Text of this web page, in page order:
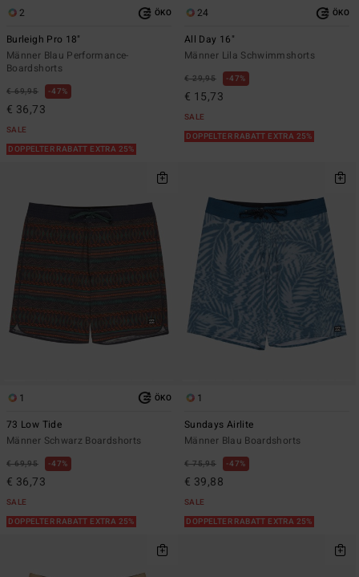
2 ÖKO
Burleigh Pro 18"
Männer Blau Performance-
Boardshorts
€ 69,95 47%
€ 36,73
SALE
DOPPELTER RABATT EXTRA 25%
24 ÖKO
All Day 16"
Männer Lila Schwimmshorts
€ 29,95 47%
€ 15,73
SALE
DOPPELTER RABATT EXTRA 25%
1 ÖKO
73 Low Tide
Männer Schwarz Boardshorts
€ 69,95 47%
€ 36,73
SALE
DOPPELTER RABATT EXTRA 25%
1
Sundays Airlite
Männer Blau Boardshorts
€ 75,95 47%
€ 39,88
SALE
DOPPELTER RABATT EXTRA 25%